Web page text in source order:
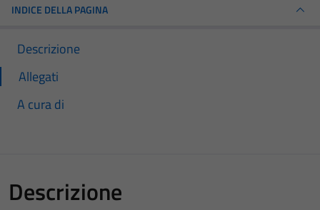
INDICE DELLA PAGINA
Descrizione
Allegati
A cura di
Descrizione